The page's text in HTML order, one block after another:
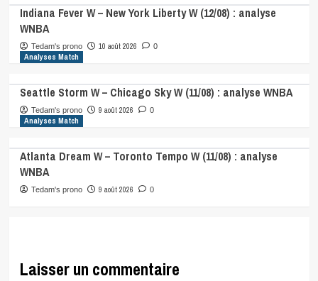
Indiana Fever W – New York Liberty W (12/08) : analyse
WNBA
Tedam's prono 10 août 2026 0
Analyses Match
Seattle Storm W – Chicago Sky W (11/08) : analyse WNBA
Tedam's prono 9 août 2026 0
Analyses Match
Atlanta Dream W – Toronto Tempo W (11/08) : analyse
WNBA
Tedam's prono 9 août 2026 0
Laisser un commentaire